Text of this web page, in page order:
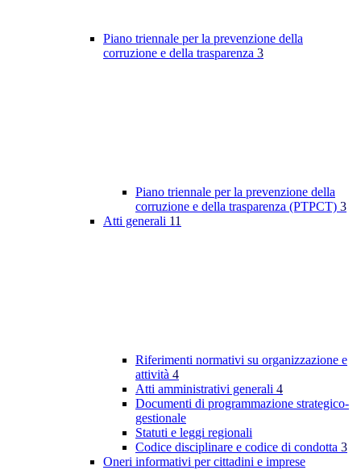
Piano triennale per la prevenzione della
corruzione e della trasparenza 3
Piano triennale per la prevenzione della
corruzione e della trasparenza (PTPCT) 3
Atti generali 11
Riferimenti normativi su organizzazione e
attività 4
Atti amministrativi generali 4
Documenti di programmazione strategico-
gestionale
Statuti e leggi regionali
Codice disciplinare e codice di condotta 3
Oneri informativi per cittadini e imprese